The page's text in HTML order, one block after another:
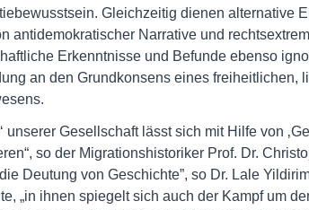
Gleichzeitig dienen alternative
antidemokratischer Narrative und
Erkenntnisse und Befunde ebenso
an den Grundkonsens eines freiheitlichen,
unserer Gesellschaft lässt sich mit Hilfe von
so der Migrationshistoriker Prof. Dr.
Deutung von Geschichte”, so Dr. Lale
„in ihnen spiegelt sich auch der Kampf um